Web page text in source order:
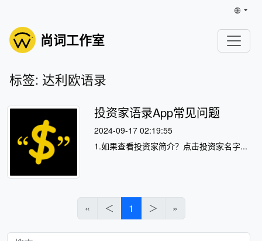
尚词工作室
标签: 达利欧语录
投资家语录App常见问题
2024-09-17 02:19:55
1.如果查看投资家简介？点击投资家名字...
« ＜ 1 ＞ »